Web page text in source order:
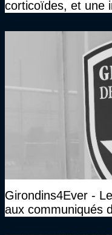
corticoïdes, et une
Girondins4Ever -
aux communiqués